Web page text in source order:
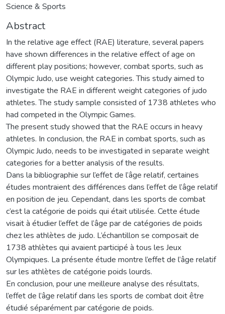
Science & Sports
Abstract
In the relative age effect (RAE) literature, several papers
have shown differences in the relative effect of age on
different play positions; however, combat sports, such as
Olympic Judo, use weight categories. This study aimed to
investigate the RAE in different weight categories of judo
athletes. The study sample consisted of 1738 athletes who
had competed in the Olympic Games.
The present study showed that the RAE occurs in heavy
athletes. In conclusion, the RAE in combat sports, such as
Olympic Judo, needs to be investigated in separate weight
categories for a better analysis of the results.
Dans la bibliographie sur l’effet de l’âge relatif, certaines
études montraient des différences dans l’effet de l’âge relatif
en position de jeu. Cependant, dans les sports de combat
c’est la catégorie de poids qui était utilisée. Cette étude
visait à étudier l’effet de l’âge par de catégories de poids
chez les athlètes de judo. L’échantillon se composait de
1738 athlètes qui avaient participé à tous les Jeux
Olympiques. La présente étude montre l’effet de l’âge relatif
sur les athlètes de catégorie poids lourds.
En conclusion, pour une meilleure analyse des résultats,
l’effet de l’âge relatif dans les sports de combat doit être
étudié séparément par catégorie de poids.